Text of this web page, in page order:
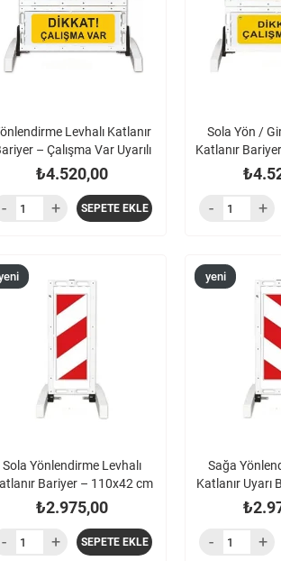
Levhalı Katlanır
– Çalışma Var Uyarılı
₺4.520,00
SEPETE EKLE
Sola Yön /
Katlanır
Sola Yönlendirme Levhalı
Bariyer – 110x42 cm
₺2.975,00
SEPETE EKLE
Sağa
Katlanır Uyarı
yeni